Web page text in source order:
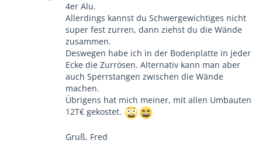
4er Alu.
Allerdings kannst du Schwergewichtiges nicht
super fest zurren, dann ziehst du die Wände
zusammen.
Deswegen habe ich in der Bodenplatte in jeder
Ecke die Zurrösen. Alternativ kann man aber
auch Sperrstangen zwischen die Wände
machen.
Übrigens hat mich meiner, mit allen Umbauten
12T€ gekostet.
Gruß, Fred